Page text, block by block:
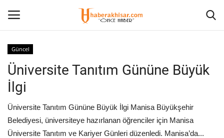
Anasayfa
Eğitim
Güncel
Üniversite Tanıtım Gününe Büyük
İlgi
Üniversite Tanıtım Gününe Büyük İlgi Manisa Büyükşehir
Belediyesi, üniversiteye hazırlanan öğrenciler için Manisa
Üniversite Tanıtım ve Kariyer Günleri düzenledi. Manisa’da...